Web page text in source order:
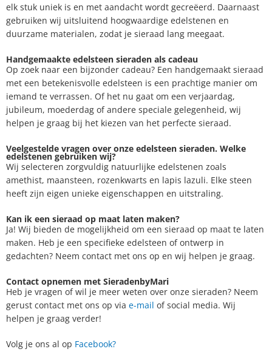
elk stuk uniek is en met aandacht wordt gecreëerd. Daarnaast
gebruiken wij uitsluitend hoogwaardige edelstenen en
duurzame materialen, zodat je sieraad lang meegaat.
Handgemaakte edelsteen sieraden als cadeau
Op zoek naar een bijzonder cadeau? Een handgemaakt sieraad
met een betekenisvolle edelsteen is een prachtige manier om
iemand te verrassen. Of het nu gaat om een verjaardag,
jubileum, moederdag of andere speciale gelegenheid, wij
helpen je graag bij het kiezen van het perfecte sieraad.
Veelgestelde vragen over onze edelsteen sieraden. Welke
edelstenen gebruiken wij?
Wij selecteren zorgvuldig natuurlijke edelstenen zoals
amethist, maansteen, rozenkwarts en lapis lazuli. Elke steen
heeft zijn eigen unieke eigenschappen en uitstraling.
Kan ik een sieraad op maat laten maken?
Ja! Wij bieden de mogelijkheid om een sieraad op maat te laten
maken. Heb je een specifieke edelsteen of ontwerp in
gedachten? Neem contact met ons op en wij helpen je graag.
Contact opnemen met SieradenbyMari
Heb je vragen of wil je meer weten over onze sieraden? Neem
gerust contact met ons op via e-mail of social media. Wij
helpen je graag verder!
Volg je ons al op Facebook?